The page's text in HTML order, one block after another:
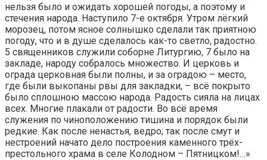
нельзя было и ожидать хорошей погоды, а поэтому и
стечения народа. Наступило 7-е октября. Утром лёгкий
морозец, потом ясное солнышко сделали так приятною
погоду, что и в душе сделалось как-то светло, радостно.
5 священников служили соборне Литургию, 7 было на
закладе, народу собралось множество. И церковь и
ограда церковная были полны, и за оградою – место,
где были выкопаны рвы для закладки, – всё покрыто
было сплошною массою народа. Радость сияла на лицах
всех. Многие плакали от радости. Во всё время
служения по чиноположению тишина и порядок были
редкие. Как после ненастья, ведро; так после смут и
нестроений начато дело построения каменного трёх-
престольного храма в селе Колодном – Пятницком!…»